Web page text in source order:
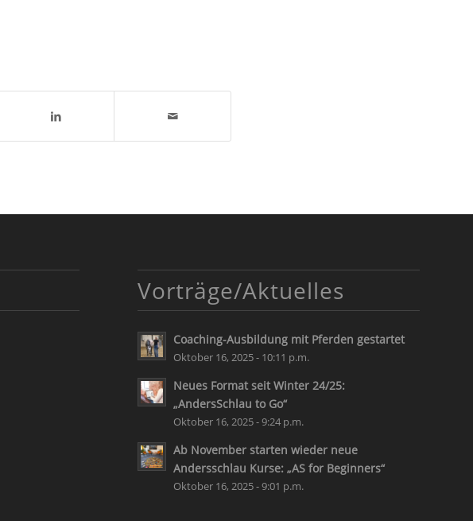
Vorträge/Aktuelles
Coaching-Ausbildung mit Pferden gestartet
Oktober 16, 2025 - 10:11 p.m.
Neues Format seit Winter 24/25:
„AndersSchlau to Go“
Oktober 16, 2025 - 9:24 p.m.
Ab November starten wieder neue
Andersschlau Kurse: „AS for Beginners“
Oktober 16, 2025 - 9:01 p.m.